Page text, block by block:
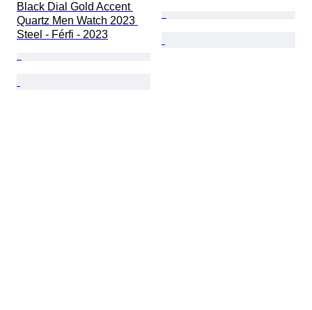
Black Dial Gold Accent
Quartz Men Watch 2023
Steel - Férfi - 2023